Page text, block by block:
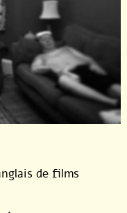
de films